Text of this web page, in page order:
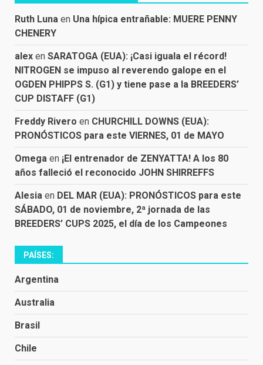
Ruth Luna en Una hípica entrañable: MUERE PENNY
CHENERY
alex en SARATOGA (EUA): ¡Casi iguala el récord!
NITROGEN se impuso al reverendo galope en el
OGDEN PHIPPS S. (G1) y tiene pase a la BREEDERS’
CUP DISTAFF (G1)
Freddy Rivero en CHURCHILL DOWNS (EUA):
PRONÓSTICOS para este VIERNES, 01 de MAYO
Omega en ¡El entrenador de ZENYATTA! A los 80
años falleció el reconocido JOHN SHIRREFFS
Alesia en DEL MAR (EUA): PRONÓSTICOS para este
SÁBADO, 01 de noviembre, 2ª jornada de las
BREEDERS’ CUPS 2025, el día de los Campeones
PAÍSES:
Argentina
Australia
Brasil
Chile